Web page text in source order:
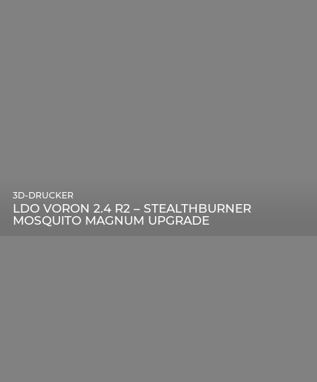
LDO VORON 2.4 R2 – STEALTHBURNER
MOSQUITO MAGNUM UPGRADE
3D-DRUCKER